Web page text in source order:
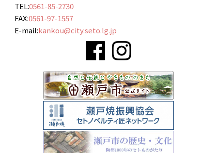
TEL:0561-85-2730
FAX:0561-97-1557
E-mail:kankou@city.seto.lg.jp